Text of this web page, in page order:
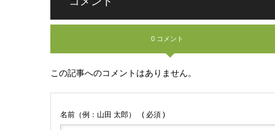
0 コメント
この記事へのコメントはありません。
名前（例：山田 太郎） ( 必須 )